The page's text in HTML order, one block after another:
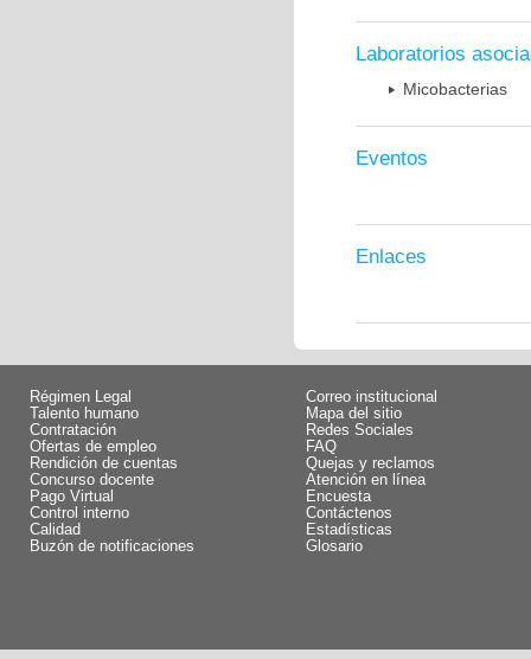
Laboratorios
Micobacterias
Eventos
Enlaces
Régimen Legal
Talento humano
Contratación
Ofertas de empleo
Rendición de cuentas
Concurso docente
Pago Virtual
Control interno
Calidad
Buzón de notificaciones
Correo institucional
Mapa del sitio
Redes Sociales
FAQ
Quejas y reclamos
Atención en línea
Encuesta
Contáctenos
Estadísticas
Glosario